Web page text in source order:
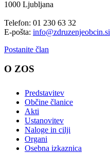
1000 Ljubljana
Telefon: 01 230 63 32
E-pošta: info@zdruzenjeobcin.si
Postanite član
O ZOS
Predstavitev
Občine članice
Akti
Ustanovitev
Naloge in cilji
Organi
Osebna izkaznica